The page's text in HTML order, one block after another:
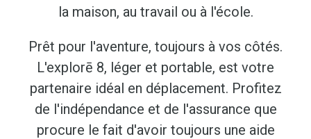
la maison, au travail ou à l'école.
Prêt pour l'aventure, toujours à vos côtés.
L'explorē 8, léger et portable, est votre
partenaire idéal en déplacement. Profitez
de l'indépendance et de l'assurance que
procure le fait d'avoir toujours une aide